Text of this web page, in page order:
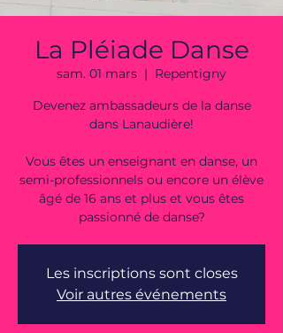
La Pléiade Danse
sam. 01 mars
  |
Repentigny
Devenez ambassadeurs de la danse
dans Lanaudière!
Vous êtes un enseignant en danse, un
semi-professionnels ou encore un élève
âgé de 16 ans et plus et vous êtes
passionné de danse?
Les inscriptions sont closes
Voir autres événements